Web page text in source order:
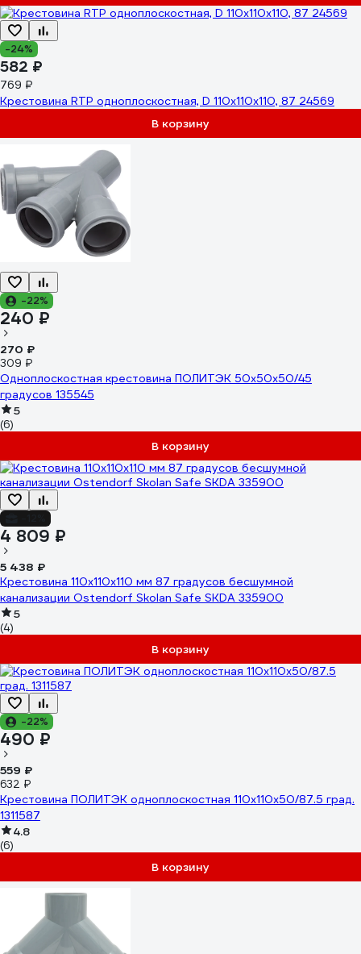
-24%
582 ₽
769 ₽
Крестовина RTP одноплоскостная, D 110x110x110, 87 24569
В корзину
-22%
240 ₽
270 ₽
309 ₽
Одноплоскостная крестовина ПОЛИТЭК 50x50x50/45
градусов 135545
5
(6)
В корзину
4 809 ₽
5 438 ₽
Крестовина 110х110х110 мм 87 градусов бесшумной
канализации Ostendorf Skolan Safe SKDA 335900
5
(4)
В корзину
-22%
490 ₽
559 ₽
632 ₽
Крестовина ПОЛИТЭК одноплоскостная 110х110х50/87.5 град.
1311587
4.8
(6)
В корзину